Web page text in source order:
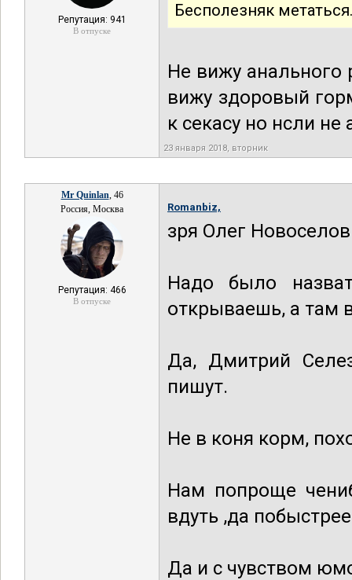
Репутация: 941
В отпуске
Бесполезняк
Не вижу анального
вижу здоровый
к секасу но нсли
23 января 2018, вторник
Mr Quinlan, 46
Россия, Москва
Репутация: 466
В отпуске
Romanbiz,
зря Олег
Надо было
открываешь, а там
Да, Дмитрий
пишут.
Не в коня корм,
Нам попроще
вдуть ,да
Да и с чувством